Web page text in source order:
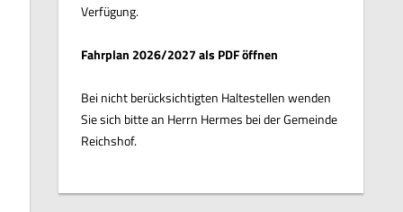
Verfügung.
Fahrplan 2026/2027 als PDF öffnen
Bei nicht berücksichtigten Haltestellen wenden
Sie sich bitte an Herrn Hermes bei der Gemeinde
Reichshof.